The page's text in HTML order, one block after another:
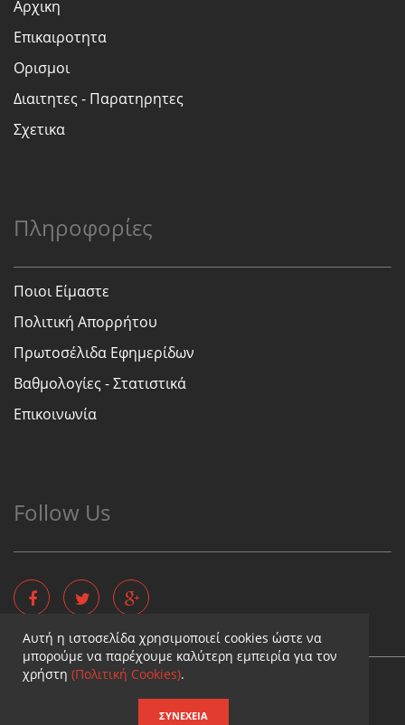
Αρχικη
Επικαιροτητα
Ορισμοι
Διαιτητες - Παρατηρητες
Σχετικα
Πληροφορίες
Ποιοι Είμαστε
Πολιτική Απορρήτου
Πρωτοσέλιδα Εφημερίδων
Βαθμολογίες - Στατιστικά
Επικοινωνία
Follow Us
Copyright © - Diaititis.gr - All Rights Reserved.
Σχεδιασμός & κατασκευή ιστοσελίδων
Αυτή η ιστοσελίδα χρησιμοποιεί cookies ώστε να
μπορούμε να παρέχουμε καλύτερη εμπειρία για τον
χρήστη (Πολιτική Cookies).
ΣΥΝΈΧΕΙΑ